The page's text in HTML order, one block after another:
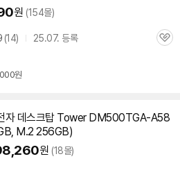
원 (154몰)
(상
14) 25.07. 등록
관
원
자 데스크탑 Tower DM500TGA-A58
M.2 256GB)
원 (18몰)